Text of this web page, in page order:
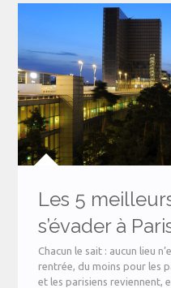
Les 5
s’évader à
Chacun le sait : aucun lieu
rentrée, du moins pour les
et les parisiens reviennent,